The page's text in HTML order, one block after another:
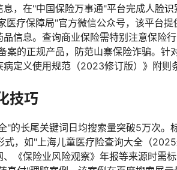
，在"中国保险万事通"平台完成人脸
医疗保障局"官方微信公众号，该平台
信息。查询商业保险需特别注意保险
案的正规产品，防范山寨保险诈骗。针
定义使用规范（2023修订版）》附则
技巧
"的长尾关键词日均搜索量突破5万次。
，如"上海儿童医疗险查询大全（
《保险业风险观察》年报等来源时需标